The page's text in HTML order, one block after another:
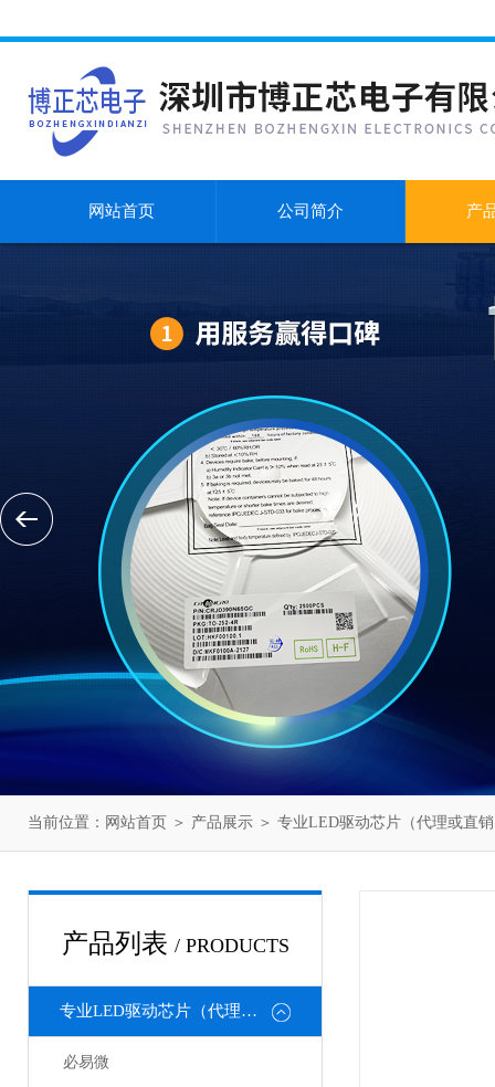
网站首页 公司简介 产
当前位置： 网站首页 ＞ 产品展示 ＞ 专业LED驱动芯片（代理或直
产品列表 / PRODUCTS
专业LED驱动芯片（代理或直销）
必易微